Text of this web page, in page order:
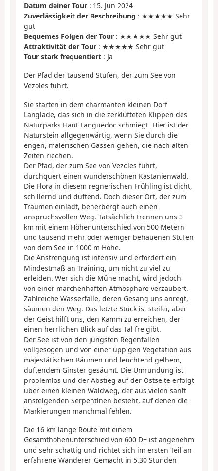
Datum deiner Tour : 15. Jun 2024
Zuverlässigkeit der Beschreibung : ★★★★★ Sehr
gut
Bequemes Folgen der Tour : ★★★★★ Sehr gut
Attraktivität der Tour : ★★★★★ Sehr gut
Tour stark frequentiert : Ja
Der Pfad der tausend Stufen, der zum See von
Vezoles führt.
Sie starten in dem charmanten kleinen Dorf
Langlade, das sich in die zerklüfteten Klippen des
Naturparks Haut Languedoc schmiegt. Hier ist der
Naturstein allgegenwärtig, wenn Sie durch die
engen, malerischen Gassen gehen, die nach alten
Zeiten riechen.
Der Pfad, der zum See von Vezoles führt,
durchquert einen wunderschönen Kastanienwald.
Die Flora in diesem regnerischen Frühling ist dicht,
schillernd und duftend. Doch dieser Ort, der zum
Träumen einlädt, beherbergt auch einen
anspruchsvollen Weg. Tatsächlich trennen uns 3
km mit einem Höhenunterschied von 500 Metern
und tausend mehr oder weniger behauenen Stufen
von dem See in 1000 m Höhe.
Die Anstrengung ist intensiv und erfordert ein
Mindestmaß an Training, um nicht zu viel zu
erleiden. Wer sich die Mühe macht, wird jedoch
von einer märchenhaften Atmosphäre verzaubert.
Zahlreiche Wasserfälle, deren Gesang uns anregt,
säumen den Weg. Das letzte Stück ist steiler, aber
der Geist hilft uns, den Kamm zu erreichen, der
einen herrlichen Blick auf das Tal freigibt.
Der See ist von den jüngsten Regenfällen
vollgesogen und von einer üppigen Vegetation aus
majestätischen Bäumen und leuchtend gelbem,
duftendem Ginster gesäumt. Die Umrundung ist
problemlos und der Abstieg auf der Ostseite erfolgt
über einen kleinen Waldweg, der aus vielen sanft
ansteigenden Serpentinen besteht, auf denen die
Markierungen manchmal fehlen.
Die 16 km lange Route mit einem
Gesamthöhenunterschied von 600 D+ ist angenehm
und sehr schattig und richtet sich im ersten Teil an
erfahrene Wanderer. Gemacht in 5.30 Stunden